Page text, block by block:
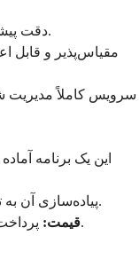
دقت پیشرو در صنعت برای گفتار پزشکی.
مقیاس‌پذیر و قابل
سرویس کاملاً مدیریت
این یک برنامه
پیاده‌سازی آن به تخصص فنی قابل توجهی نیاز دارد.
قیمت:پرداخت بر اساس میزان صدای رونویسی شده.